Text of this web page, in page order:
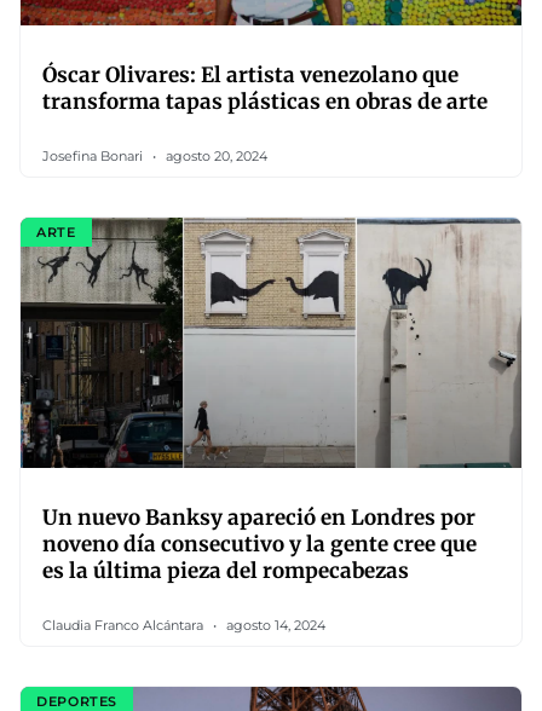
Óscar Olivares: El artista venezolano que
transforma tapas plásticas en obras de arte
Josefina Bonari agosto 20, 2024
ARTE
Un nuevo Banksy apareció en Londres por
noveno día consecutivo y la gente cree que
es la última pieza del rompecabezas
Claudia Franco Alcántara agosto 14, 2024
DEPORTES